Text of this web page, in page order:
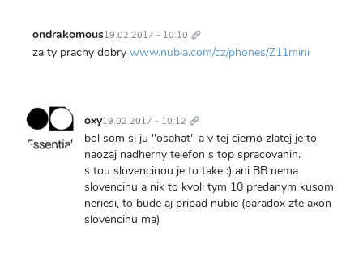
ondrakomous19.02.2017 - 10:10 odkaz
za ty prachy dobry www.nubia.com/cz/phones/Z11mini
oxy19.02.2017 - 10:12 odkaz
bol som si ju "osahat" a v tej cierno zlatej je to
naozaj nadherny telefon s top spracovanin.
s tou slovencinou je to take :) ani BB nema
slovencinu a nik to kvoli tym 10 predanym kusom
neriesi, to bude aj pripad nubie (paradox zte axon
slovencinu ma)